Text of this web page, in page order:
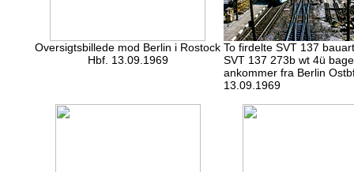
Oversigtsbillede mod Berlin i Rostock
Hbf. 13.09.1969
To firdelte SVT 137
SVT 137 273b wt 4ü
ankommer fra Berlin
13.09.1969